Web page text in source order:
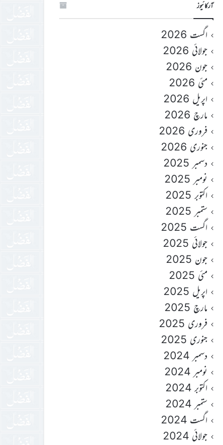
آرکائیوز
اگست 2026
جولائی 2026
جون 2026
مئی 2026
اپریل 2026
مارچ 2026
فروری 2026
جنوری 2026
دسمبر 2025
نومبر 2025
اکتوبر 2025
ستمبر 2025
اگست 2025
جولائی 2025
جون 2025
مئی 2025
اپریل 2025
مارچ 2025
فروری 2025
جنوری 2025
دسمبر 2024
نومبر 2024
اکتوبر 2024
ستمبر 2024
اگست 2024
جولائی 2024